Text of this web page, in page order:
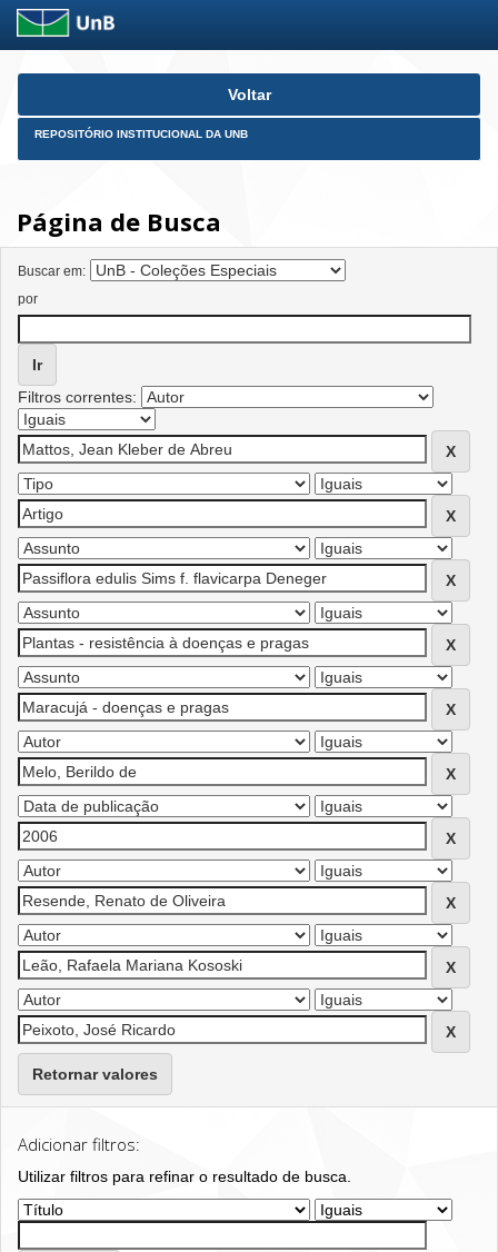
Skip
Voltar
REPOSITÓRIO INSTITUCIONAL DA UNB
Página de Busca
Buscar em:
por
Filtros correntes:
Retornar valores
Adicionar filtros:
Utilizar filtros para refinar o resultado de busca.